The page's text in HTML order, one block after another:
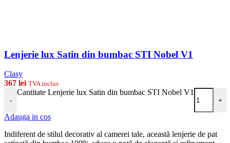
Lenjerie lux Satin din bumbac STI Nobel V1
Clasy
367 lei TVA inclus
-
Cantitate Lenjerie lux Satin din bumbac STI Nobel V1
+
Adauga in cos
Indiferent de stilul decorativ al camerei tale, această lenjerie de pat